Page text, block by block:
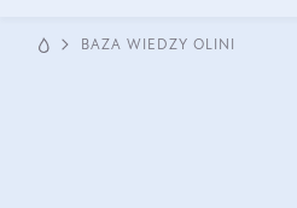
BAZA WIEDZY OLINI